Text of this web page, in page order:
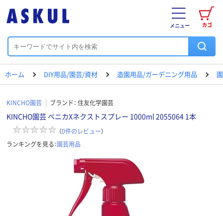
カゴ
メニュー
ホーム DIY用品/園芸/資材 造園用品/ガーデニング用品
KINCHO園芸 ブランド： 住友化学園芸
KINCHO園芸 ベニカXネクストスプレー 1000ml 2055064 1本
（0件のレビュー）
ランキングを見る：園芸用品